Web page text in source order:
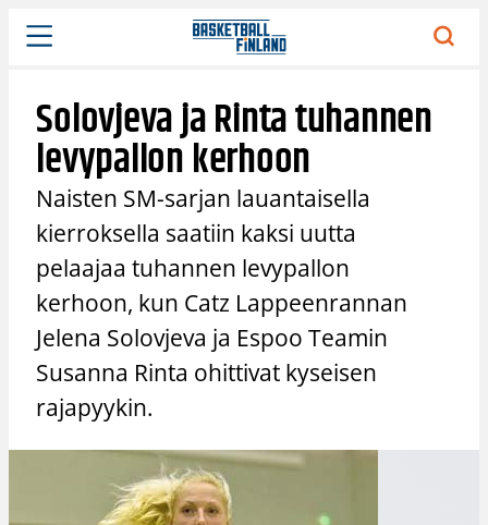
Siirry
sisältöön
Solovjeva ja Rinta tuhannen
levypallon kerhoon
Naisten SM-sarjan lauantaisella
kierroksella saatiin kaksi uutta
pelaajaa tuhannen levypallon
kerhoon, kun Catz Lappeenrannan
Jelena Solovjeva ja Espoo Teamin
Susanna Rinta ohittivat kyseisen
rajapyykin.